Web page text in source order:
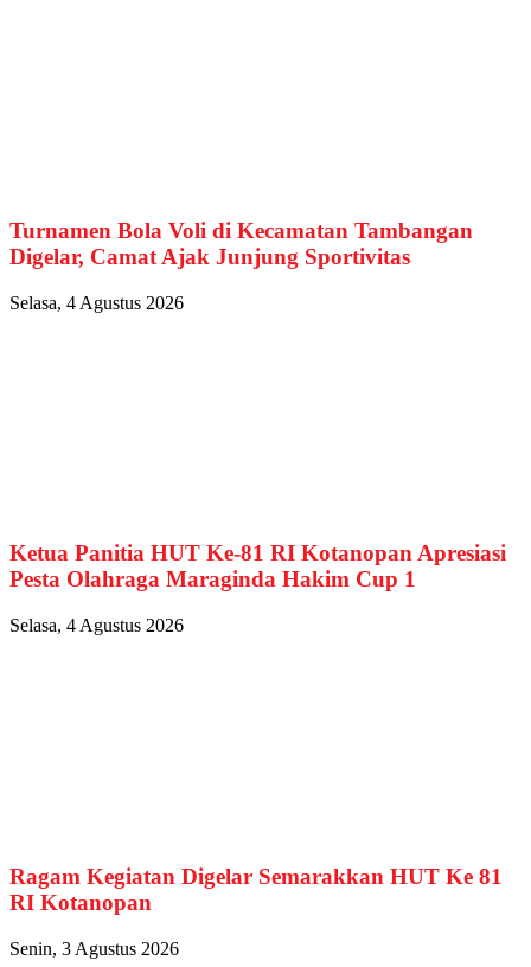
Turnamen Bola Voli di Kecamatan Tambangan
Digelar, Camat Ajak Junjung Sportivitas
Selasa, 4 Agustus 2026
Ketua Panitia HUT Ke-81 RI Kotanopan Apresiasi
Pesta Olahraga Maraginda Hakim Cup 1
Selasa, 4 Agustus 2026
Ragam Kegiatan Digelar Semarakkan HUT Ke 81
RI Kotanopan
Senin, 3 Agustus 2026